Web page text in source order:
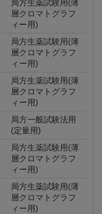
局方生薬試験用(薄
層クロマトグラフ
ィー用)
局方生薬試験用(薄
層クロマトグラフ
ィー用)
局方生薬試験用(薄
層クロマトグラフ
ィー用)
局方一般試験法用
(定量用)
局方生薬試験用(薄
層クロマトグラフ
ィー用)
局方生薬試験用(薄
層クロマトグラフ
ィー用)